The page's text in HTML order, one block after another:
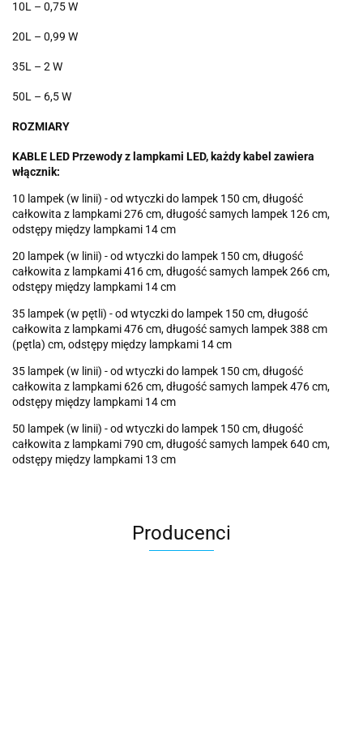
10L – 0,75 W
20L – 0,99 W
35L – 2 W
50L – 6,5 W
ROZMIARY
KABLE LED Przewody z lampkami LED, każdy kabel zawiera
włącznik:
10 lampek (w linii) - od wtyczki do lampek 150 cm, długość
całkowita z lampkami 276 cm, długość samych lampek 126 cm,
odstępy między lampkami 14 cm
20 lampek (w linii) - od wtyczki do lampek 150 cm, długość
całkowita z lampkami 416 cm, długość samych lampek 266 cm,
odstępy między lampkami 14 cm
35 lampek (w pętli) - od wtyczki do lampek 150 cm, długość
całkowita z lampkami 476 cm, długość samych lampek 388 cm
(pętla) cm, odstępy między lampkami 14 cm
35 lampek (w linii) - od wtyczki do lampek 150 cm, długość
całkowita z lampkami 626 cm, długość samych lampek 476 cm,
odstępy między lampkami 14 cm
50 lampek (w linii) - od wtyczki do lampek 150 cm, długość
całkowita z lampkami 790 cm, długość samych lampek 640 cm,
odstępy między lampkami 13 cm
Producenci